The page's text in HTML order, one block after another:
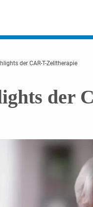
der CAR-T-Zelltherapie
der